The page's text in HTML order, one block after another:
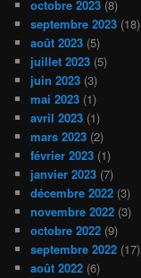
octobre 2023 (8)
septembre 2023 (18)
août 2023 (5)
juillet 2023 (5)
juin 2023 (3)
mai 2023 (1)
avril 2023 (1)
mars 2023 (2)
février 2023 (1)
janvier 2023 (7)
décembre 2022 (3)
novembre 2022 (3)
octobre 2022 (9)
septembre 2022 (17)
août 2022 (6)